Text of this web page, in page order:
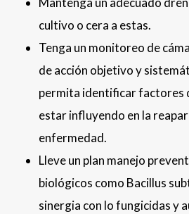
cultivo o cera a estas.
Tenga un monitoreo de
de acción objetivo y
permita identificar factores
estar influyendo en la
enfermedad.
Lleve un plan manejo
biológicos como Bacillus
sinergia con lo fungicidas y